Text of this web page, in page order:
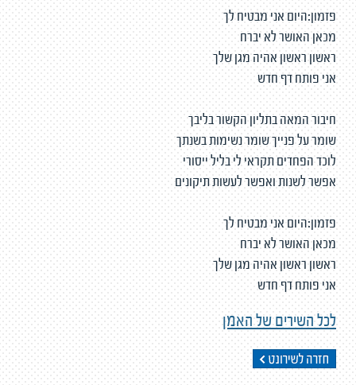
פזמון:היום אני מבטיח לך
מכאן האושר לא יברח
ראשון ראשון אהיה מגן שלך
אני פותח דף חדש
חיבור המאה בתליון הקשור בליבך
שומר על פנייך שומר נשימות בשנתך
לוכד הפחדים תקראי לי בליל ייסורי
אפשר לשנות ואפשר לעשות תיקונים
פזמון:היום אני מבטיח לך
מכאן האושר לא יברח
ראשון ראשון אהיה מגן שלך
אני פותח דף חדש
לכל השירים של האמן